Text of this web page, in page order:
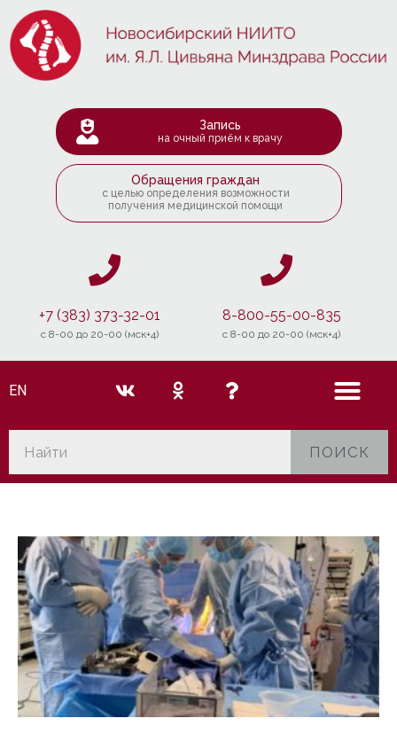
Запись
на очный приём к врачу
Обращения граждан
с целью определения возможности
получения медицинской помощи
+7 (383) 373-32-01
c 8-00 до 20-00 (мск+4)
8-800-55-00-835
c 8-00 до 20-00 (мск+4)
EN
ПОИСК